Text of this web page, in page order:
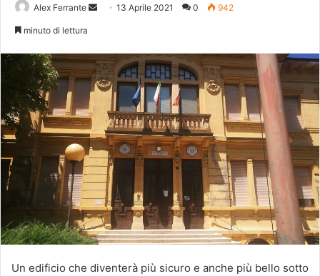
Alex Ferrante
Invia 13 Aprile 2021 0 942
minuto di lettura
Un edificio che diventerà più sicuro e anche più bello sotto